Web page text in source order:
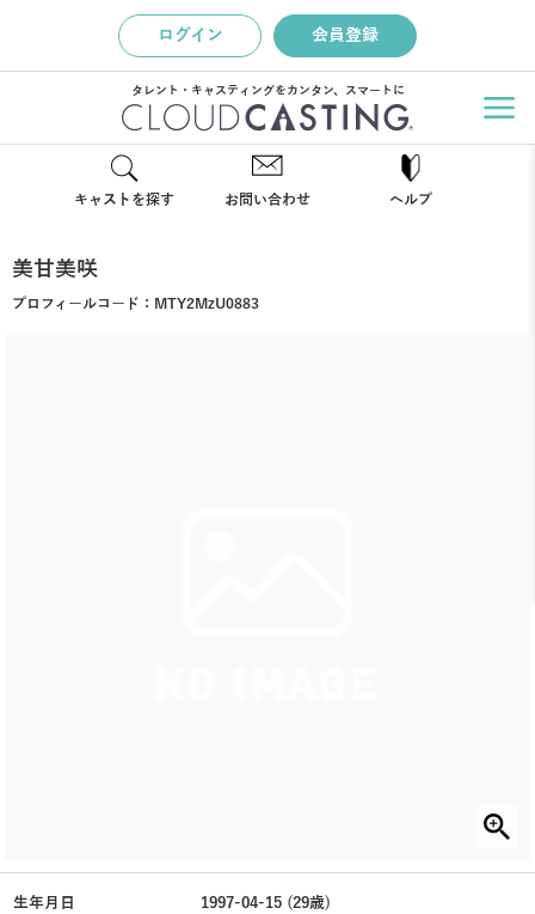
ログイン 会員登録
タレント・キャスティングをカンタン、スマートに
キャストを探す お問い合わせ ヘルプ
美甘美咲
プロフィールコード： MTY2MzU0883
生年月日
1997-04-15 (29歳)